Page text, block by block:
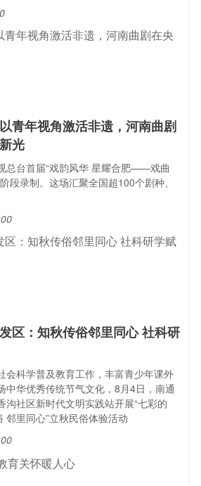
青年视角激活非遗，河南曲剧
光
总台首届“戏韵风华 星耀合肥——戏曲
段录制。这场汇聚全国超100个剧种、
区：知秋传俗邻里同心 社科研
会科学普及教育工作，丰富青少年课外
中华优秀传统节气文化，8月4日，南通
沟社区新时代文明实践站开展“七彩的
里同心”立秋民俗体验活动